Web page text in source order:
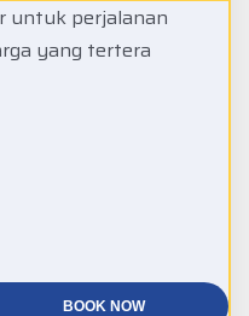
untuk perjalanan
yang tertera
BOOK NOW